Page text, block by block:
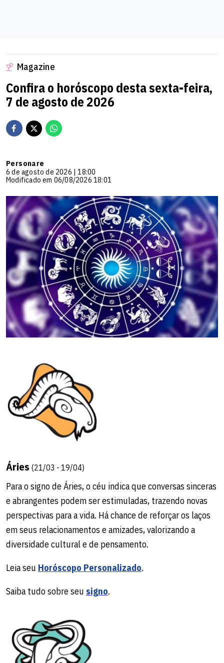
Virgem(23/08 - 22/09)
Para o signo de Virgem, o domingo indica uma
oportunidade de compartilhar conhecimento e colaborar
Leia seuHoróscopo Personalizado
Saiba tudo sobre seusigno.
Libra (23/09 - 22/10)
de Libra, com possibilidade de expansão de projetos
pessoais e um foco maior no planejamento. Busque
valorizar as ideias e a contribuição intelectual das
pessoas ao seu redor, isso pode abrir seus horizontes.
Horóscopo Personalizado
Com a interação harmoniosa da Lua, Sol e Mercúrio, pode
ser um bom momento para valorizar-se mais e deixar
aflorar sua criatividade. Em compasso com Marte e
Urano, há chances de descobertas íntimas, mas cuidado
Magazine
Confira o horóscopo desta sexta-feira,
7 de agosto de 2026
Personare
6 de agosto de 2026 | 18:00
Modificado em 06/08/2026 18:01
Áries (21/03 - 19/04)
Para o signo de Áries, o céu indica que conversas sinceras
e abrangentes podem ser estimuladas, trazendo novas
perspectivas para a vida. Há chance de reforçar os laços
em seus relacionamentos e amizades, valorizando a
diversidade cultural e de pensamento.
Leia seu Horóscopo Personalizado.
Saiba tudo sobre seu signo.